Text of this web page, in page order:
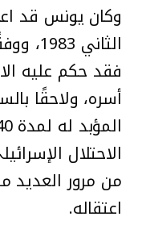
وكان يونس قد
الثاني 1983، ووفقًا
فقد حكم عليه
أسره، ولاحقًا
الاحتلال
من مرور العديد
اعتقاله.